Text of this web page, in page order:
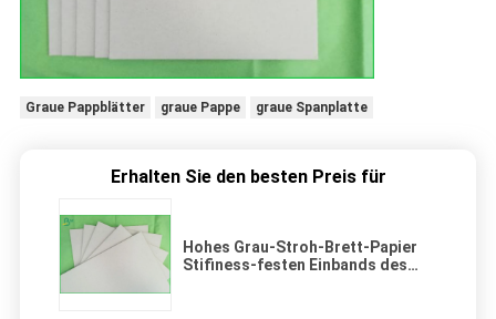
Graue Pappblätter graue Pappe graue Spanplatte
Erhalten Sie den besten Preis für
Hohes Grau-Stroh-Brett-Papier
Stifiness-festen Einbands des